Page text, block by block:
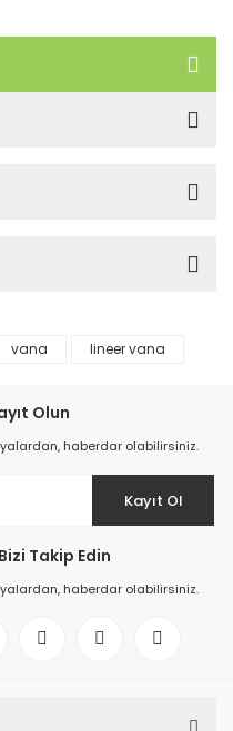
vana lineer vana
Olun
haberdar olabilirsiniz.
Kayıt Ol
Takip Edin
haberdar olabilirsiniz.